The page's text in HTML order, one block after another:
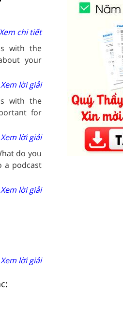
chi tiết
with the
your
Xem lời giải
with the
for
Xem lời giải
do you
a podcast
Xem lời giải
Xem lời giải